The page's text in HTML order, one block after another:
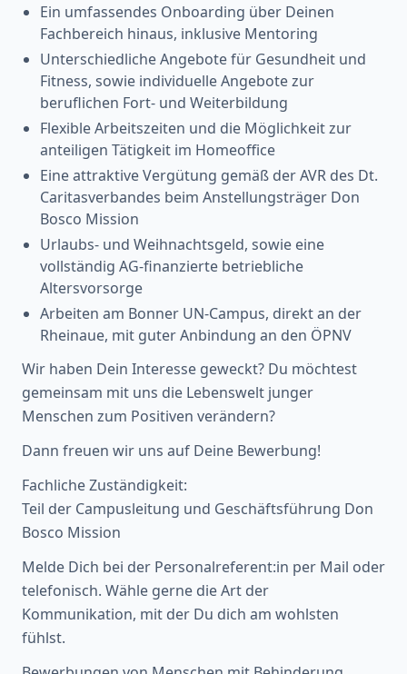
Ein umfassendes Onboarding über Deinen
Fachbereich hinaus, inklusive Mentoring
Unterschiedliche Angebote für Gesundheit und
Fitness, sowie individuelle Angebote zur
beruflichen Fort- und Weiterbildung
Flexible Arbeitszeiten und die Möglichkeit zur
anteiligen Tätigkeit im Homeoffice
Eine attraktive Vergütung gemäß der AVR des Dt.
Caritasverbandes beim Anstellungsträger Don
Bosco Mission
Urlaubs- und Weihnachtsgeld, sowie eine
vollständig AG-finanzierte betriebliche
Altersvorsorge
Arbeiten am Bonner UN-Campus, direkt an der
Rheinaue, mit guter Anbindung an den ÖPNV
Wir haben Dein Interesse geweckt? Du möchtest
gemeinsam mit uns die Lebenswelt junger
Menschen zum Positiven verändern?
Dann freuen wir uns auf Deine Bewerbung!
Fachliche Zuständigkeit:
Teil der Campusleitung und Geschäftsführung Don
Bosco Mission
Melde Dich bei der Personalreferent:in per Mail oder
telefonisch. Wähle gerne die Art der
Kommunikation, mit der Du dich am wohlsten
fühlst.